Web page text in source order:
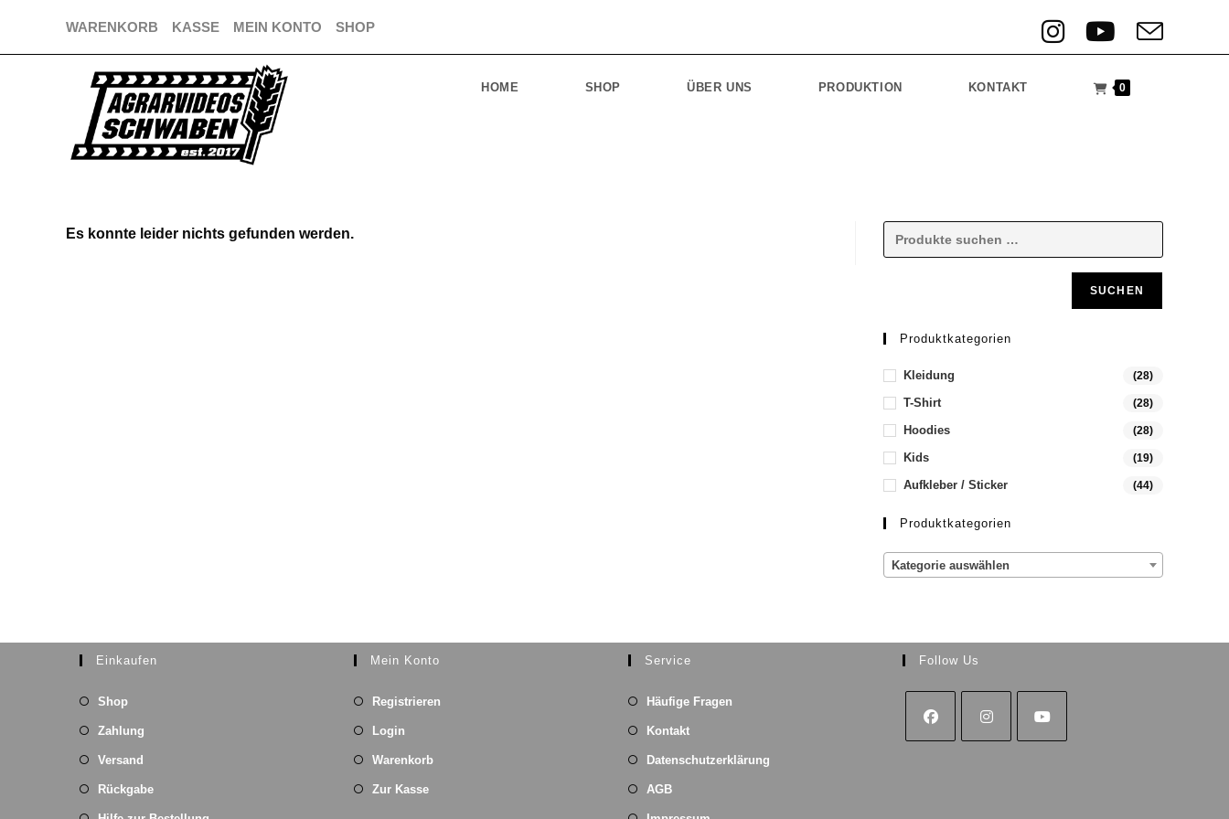
springen
WARENKORB KASSE MEIN KONTO SHOP
HOME SHOP ÜBER UNS PRODUKTION KONTAKT 0
Es konnte leider nichts gefunden werden.
SUCHEN
Produktkategorien
Kleidung (28)
T-Shirt (28)
Hoodies (28)
Kids (19)
Aufkleber / Sticker (44)
Produktkategorien
Kategorie auswählen
Einkaufen
Shop
Zahlung
Versand
Rückgabe
Mein Konto
Registrieren
Login
Warenkorb
Zur Kasse
Service
Häufige Fragen
Kontakt
Datenschutzerklärung
AGB
Follow Us